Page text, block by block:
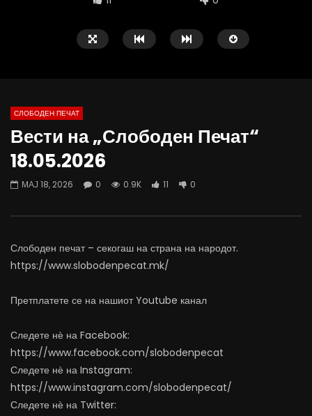
04.08.2026
0
2.3K 22 0
0
97 0
СЛОБОДЕН ПЕЧАТ
Вести на „Слободен Печат“
18.05.2026
МАЈ 18, 2026 0 0.9K 11 0
Слободен печат – секогаш на страна на народот.
https://www.slobodenpecat.mk/
Претплатете се на нашиот Youtube канал
Следете нѐ на Facebook:
https://www.facebook.com/slobodenpecat
Следете нѐ на Instagram:
https://www.instagram.com/slobodenpecat/
Следете нѐ на Twitter: